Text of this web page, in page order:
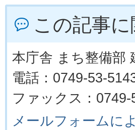
この記事
本庁舎 まち整備部
電話：0749-53-
ファックス：0749-
メールフォームに